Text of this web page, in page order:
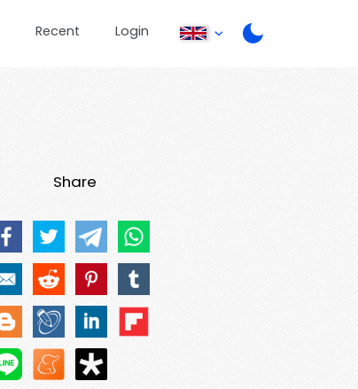
Recent Login
Share